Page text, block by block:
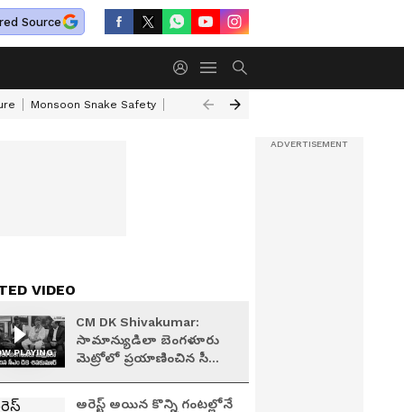
Source
Monsoon Snake Safety Akkineni Nageswara Rao
VIDEO
PLAYING
CM DK Shivakumar:
సామాన్యుడిలా బెంగళూరు
మెట్రోలో ప్రయాణించిన సీఎం
Telugu
అరెస్ట్ అయిన కొన్ని గంటల్లోనే